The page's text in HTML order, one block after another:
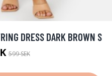
DRESS DARK BROWN S
599 SEK